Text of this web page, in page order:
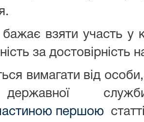
взяти участь у
за достовірність
вимагати від
першою